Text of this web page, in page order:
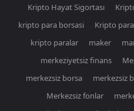
Kripto Hayat Sigortası
kripto para borsasi
Kripto
kripto paralar
maker
merkeziyetsiz finans
merkezsiz borsa
merkezsiz
Merkezsiz fonlar